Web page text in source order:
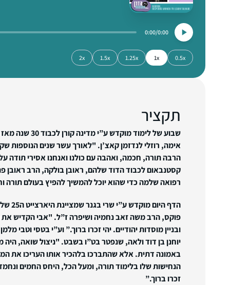
0:00
0:00
0.5x
1x
1.25x
1.5x
2x
תקציר
שבוע של לימוד
אימה, רוזלי לנדזמן קאצ’ן. "לאורך עשר שנים הנוספות
הרבה תורה, חכמה, ואהבה עם כולנו ואנחנו אסירי תודה
קסטנבאום לכבוד הדוד שלהם, ראובן בולקה, הרב ראובן
רפואה שלמה כדי שהוא יוכל להמשיך להפיץ בעולם תורה
הדף
פוקס, הרב משה זאב נחמיה ושיפרה ז”ל. "אבי הקדיש את
ובניין מוסדות יהודיים. יהי זכרו ברוך.”וע”י בטסי וטבי
יוחנן בן דוד ולאה, שנפטר בט”ו בשבט. "ניצול שואה, היה
באמונה דתית. אלא שהתברכו בלהכיר אותו העריכו את
הנחישות שלו בלימוד תורה, ומעל הכל, היחס החמים
זכרו ברוך.”